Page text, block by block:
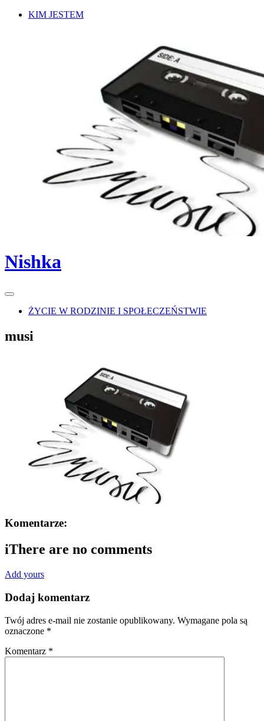
Skip
KIM JESTEM
Nishka
Menu
ŻYCIE W RODZINIE I SPOŁECZEŃSTWIE
musi
Komentarze:
iThere are no comments
Add yours
Dodaj komentarz
Twój adres e-mail nie zostanie opublikowany. Wymagane pola są
oznaczone *
Komentarz *